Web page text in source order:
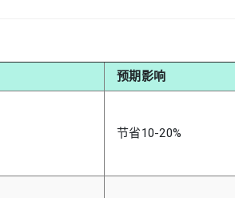
预期影响
节省10-20%